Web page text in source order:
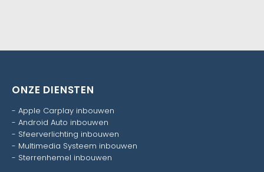
ONZE DIENSTEN
- Apple Carplay inbouwen
- Android Auto inbouwen
- Sfeerverlichting inbouwen
- Multimedia Systeem inbouwen
- Sterrenhemel inbouwen